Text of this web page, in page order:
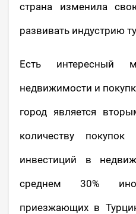
страна изменила
развивать индустрию
Есть интересный
недвижимости и
город является
количеству
инвестиций в
среднем 30%
приезжающих в